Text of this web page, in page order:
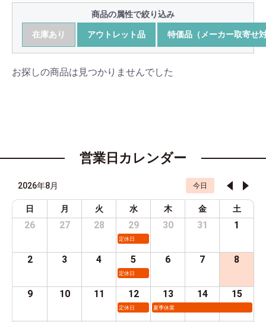
商品の属性で絞り込み
在庫あり アウトレット品 特価品（メーカー取寄せ
お探しの商品は見つかりませんでした
営業日カレンダー
2026年8月 今日
日 月 火 水 木 金 土
26 27 28 29
定休日
30 31 1
2 3 4 5
定休日
6 7 8
9 10 11 12
定休日
13
夏季休業
14 15